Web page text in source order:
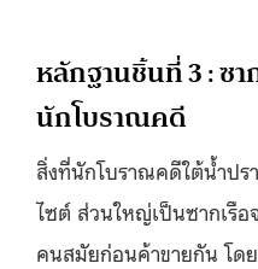
หลักฐานชิ้นที่ 3 : ซ
นักโบราณคดี
สิ่งที่นักโบราณคดีใต้น้ำปร
ไซต์ ส่วนใหญ่เป็นซากเรือ
คนสมัยก่อนค้าขายกัน โดย